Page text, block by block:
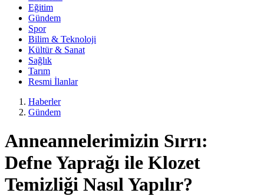
Eğitim
Gündem
Spor
Bilim & Teknoloji
Kültür & Sanat
Sağlık
Tarım
Resmi İlanlar
Haberler
Gündem
Anneannelerimizin Sırrı:
Defne Yaprağı ile Klozet
Temizliği Nasıl Yapılır?